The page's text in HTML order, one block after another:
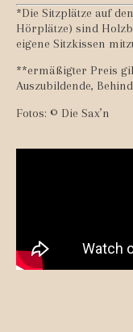
*Die Sitzplätze auf
Hörplätze) sind
eigene Sitzkissen
**ermäßigter Preis
Auszubildende,
Fotos: © Die Sax’n